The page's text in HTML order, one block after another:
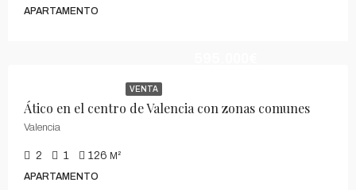
APARTAMENTO
VENTA
Ático en el centro de Valencia con zonas comunes
Valencia
2 1 126 M²
APARTAMENTO